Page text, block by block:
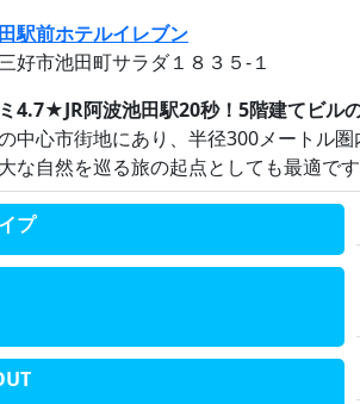
駅前ホテルイレブン
好市池田町サラダ１８３５‐１
4.7★JR阿波池田駅20秒！5階建てビル
中心市街地にあり、半径300メートル
な自然を巡る旅の起点としても最適です
プ